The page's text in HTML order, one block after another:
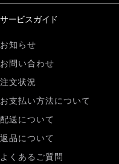
サービスガイド
お知らせ
お問い合わせ
注文状況
お支払い方法について
配送について
返品について
よくあるご質問